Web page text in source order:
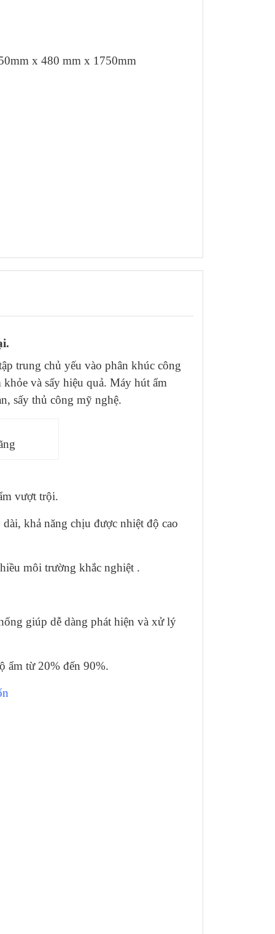
x 480 mm x 1750mm
trung chủ yếu vào phân khúc công
và sấy hiệu quả. Máy hút ẩm
sấy thủ công mỹ nghệ.
vượt trội.
khả năng chịu được nhiệt độ cao
môi trường khắc nghiệt .
giúp dễ dàng phát hiện và xử lý
ẩm từ 20% đến 90%.